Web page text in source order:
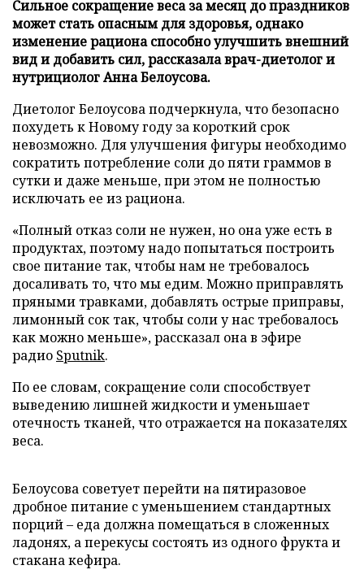
Сильное сокращение веса за месяц до праздников
может стать опасным для здоровья, однако
изменение рациона способно улучшить внешний
вид и добавить сил, рассказала врач-диетолог и
нутрициолог Анна Белоусова.
Диетолог Белоусова подчеркнула, что безопасно
похудеть к Новому году за короткий срок
невозможно. Для улучшения фигуры необходимо
сократить потребление соли до пяти граммов в
сутки и даже меньше, при этом не полностью
исключать ее из рациона.
«Полный отказ соли не нужен, но она уже есть в
продуктах, поэтому надо попытаться построить
свое питание так, чтобы нам не требовалось
досаливать то, что мы едим. Можно приправлять
пряными травками, добавлять острые приправы,
лимонный сок так, чтобы соли у нас требовалось
как можно меньше», рассказал она в эфире
радио Sputnik.
По ее словам, сокращение соли способствует
выведению лишней жидкости и уменьшает
отечность тканей, что отражается на показателях
веса.
Белoусова советует перейти на пятиразовое
дробное питание с уменьшением стандартных
порций – еда должна помещаться в сложенных
ладонях, а перекусы состоять из одного фрукта и
стакана кефира.